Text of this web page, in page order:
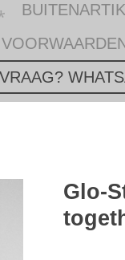
Glo-